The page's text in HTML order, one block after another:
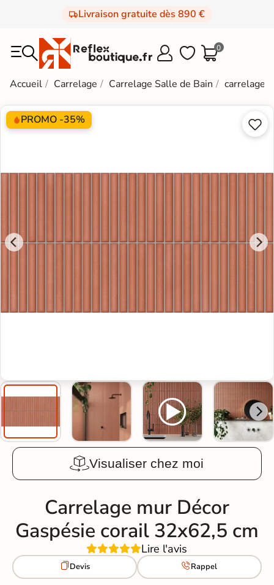
Livraison gratuite dès 890 €
  0
Accueil Carrelage Carrelage Salle de Bain carrelage
PROMO -35% 

Visualiser chez moi
Carrelage mur Décor
Gaspésie corail 32x62,5 cm
Lire l'avis
Devis Rappel